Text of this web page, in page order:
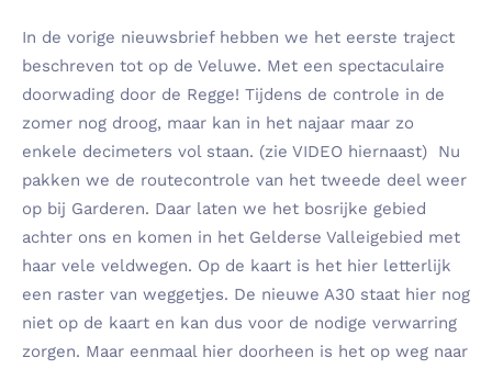
In de vorige nieuwsbrief hebben we het eerste traject
beschreven tot op de Veluwe. Met een spectaculaire
doorwading door de Regge! Tijdens de controle in de
zomer nog droog, maar kan in het najaar maar zo
enkele decimeters vol staan. (zie VIDEO hiernaast) Nu
pakken we de routecontrole van het tweede deel weer
op bij Garderen. Daar laten we het bosrijke gebied
achter ons en komen in het Gelderse Valleigebied met
haar vele veldwegen. Op de kaart is het hier letterlijk
een raster van weggetjes. De nieuwe A30 staat hier nog
niet op de kaart en kan dus voor de nodige verwarring
zorgen. Maar eenmaal hier doorheen is het op weg naar